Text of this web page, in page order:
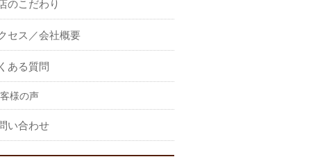
のこだわり
セス／会社概要
ある質問
様の声
い合わせ